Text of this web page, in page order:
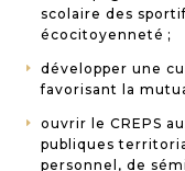
scolaire des
écocitoyenneté ;
E
développer une
favorisant la
E
ouvrir le CREPS
publiques
personnel, de